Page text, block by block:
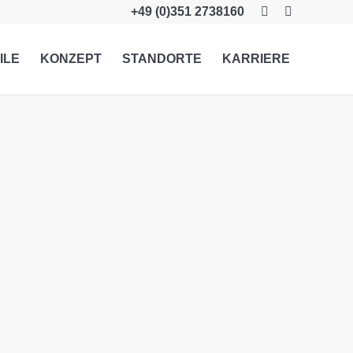
+49 (0)351 2738160
KONZEPT STANDORTE KARRIERE